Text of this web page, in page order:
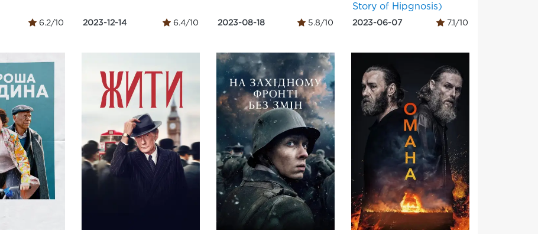
6.2/10 2023-12-14 6.4/10 2023-08-18 5.8/10
Story of Hipgnosis)
2023-06-07 7.1/10